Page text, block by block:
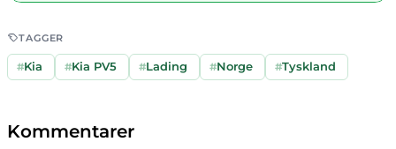
TAGGER
#Kia #Kia PV5 #Lading #Norge #Tyskland
Kommentarer